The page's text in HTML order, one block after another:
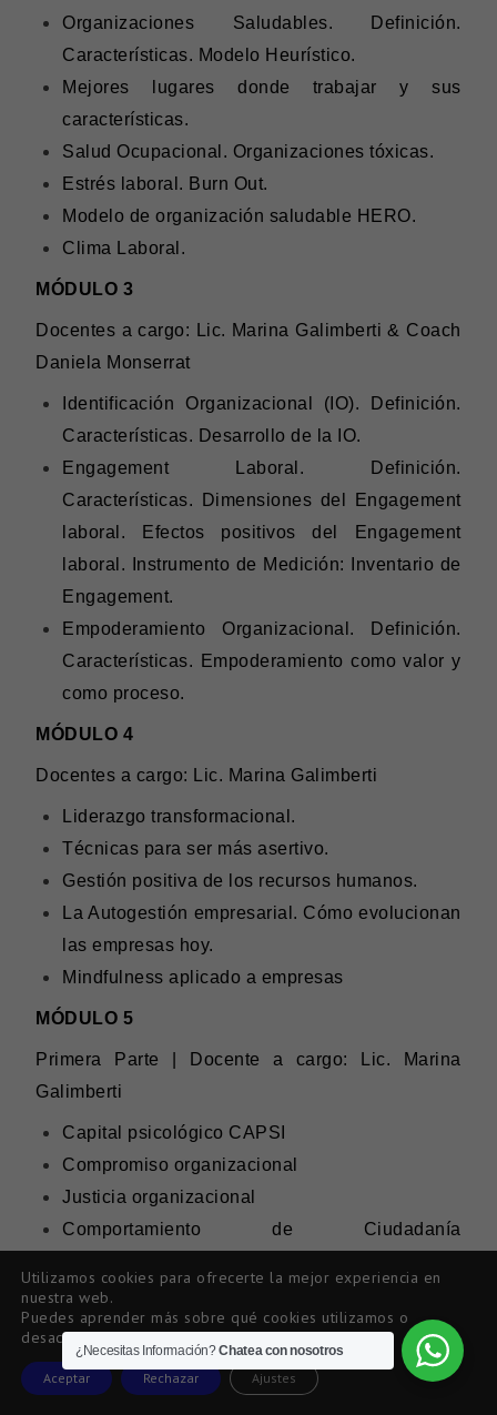
Organizaciones Saludables. Definición.
Características. Modelo Heurístico.
Mejores lugares donde trabajar y sus
características.
Salud Ocupacional. Organizaciones tóxicas.
Estrés laboral. Burn Out.
Modelo de organización saludable HERO.
Clima Laboral.
MÓDULO 3
Docentes a cargo: Lic. Marina Galimberti & Coach
Daniela Monserrat
Identificación Organizacional (IO). Definición.
Características. Desarrollo de la IO.
Engagement Laboral. Definición.
Características. Dimensiones del Engagement
laboral. Efectos positivos del Engagement
laboral. Instrumento de Medición: Inventario de
Engagement.
Empoderamiento Organizacional. Definición.
Características. Empoderamiento como valor y
como proceso.
MÓDULO 4
Docentes a cargo: Lic. Marina Galimberti
Liderazgo transformacional.
Técnicas para ser más asertivo.
Gestión positiva de los recursos humanos.
La Autogestión empresarial. Cómo evolucionan
las empresas hoy.
Mindfulness aplicado a empresas
MÓDULO 5
Primera Parte | Docente a cargo: Lic. Marina
Galimberti
Capital psicológico CAPSI
Compromiso organizacional
Justicia organizacional
Comportamiento de Ciudadanía
Satisfacción laboral
Confianza organizacional.
Segunda Parte| Docentes a cargo: Coach
Daniela Monserrat & Lic. Marina Galimberti
Utilizamos cookies para ofrecerte la mejor experiencia en
nuestra web.
Puedes aprender más sobre qué cookies utilizamos o
desactivarlas
Aceptar Rechazar Ajustes
¿Necesitas Información?Chatea con nosotros